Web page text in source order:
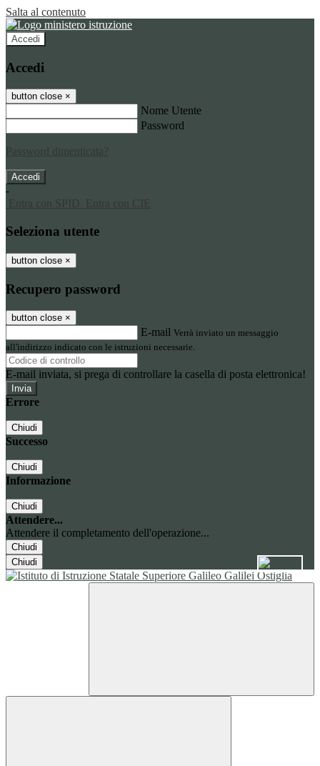
Salta al contenuto
Accedi
Accedi
button close ×
Nome Utente
Password
Password dimenticata?
-
Entra con SPID
Entra con CIE
Seleziona utente
button close ×
Recupero password
button close ×
E-mail Verrà inviato un messaggio
all'indirizzo indicato con le istruzioni necessarie.
E-mail inviata, si prega di controllare la casella di posta elettronica!
Errore
Chiudi
Successo
Chiudi
Informazione
Chiudi
Attendere...
Attendere il completamento dell'operazione...
Chiudi
Chiudi